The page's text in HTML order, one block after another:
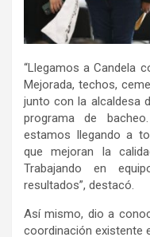
“Llegamos a Candela
Mejorada, techos,
junto con la alcaldesa
programa de
estamos llegando a
que mejoran la
Trabajando en
resultados”, destacó.
Así mismo, dio a
coordinación existente